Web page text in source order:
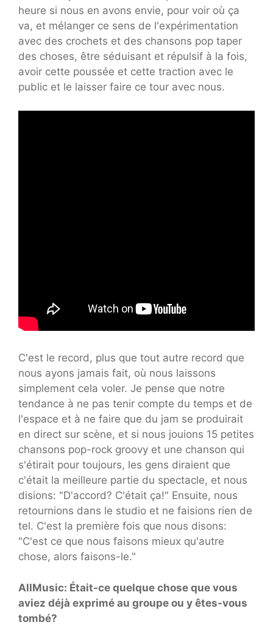
heure si nous en avons envie, pour voir où ça
va, et mélanger ce sens de l'expérimentation
avec des crochets et des chansons pop taper
des choses, être séduisant et répulsif à la fois,
avoir cette poussée et cette traction avec le
public et le laisser faire ce tour avec nous.
C'est le record, plus que tout autre record que
nous ayons jamais fait, où nous laissons
simplement cela voler. Je pense que notre
tendance à ne pas tenir compte du temps et de
l'espace et à ne faire que du jam se produirait
en direct sur scène, et si nous jouions 15 petites
chansons pop-rock groovy et une chanson qui
s'étirait pour toujours, les gens diraient que
c'était la meilleure partie du spectacle, et nous
disions: "D'accord? C'était ça!" Ensuite, nous
retournions dans le studio et ne faisions rien de
tel. C'est la première fois que nous disons:
"C'est ce que nous faisons mieux qu'autre
chose, alors faisons-le."
AllMusic: Était-ce quelque chose que vous
aviez déjà exprimé au groupe ou y êtes-vous
tombé?